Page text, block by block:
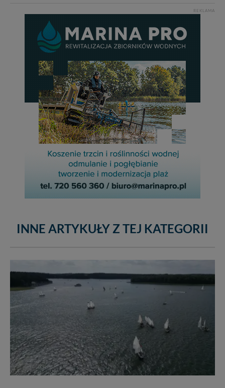
REKLAMA
INNE ARTYKUŁY Z TEJ KATEGORII